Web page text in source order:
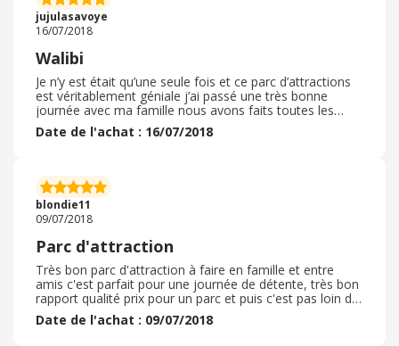
jujulasavoye
16/07/2018
Walibi
Je n’y est était qu’une seule fois et ce parc d’attractions
est véritablement géniale j’ai passé une très bonne
journée avec ma famille nous avons faits toutes les
attractions je recommande à fond ce parc !
Date de l'achat : 16/07/2018
blondie11
09/07/2018
Parc d'attraction
Très bon parc d'attraction à faire en famille et entre
amis c'est parfait pour une journée de détente, très bon
rapport qualité prix pour un parc et puis c'est pas loin de
Toulouse alors on peut faire une pierre deux coups.
Date de l'achat : 09/07/2018